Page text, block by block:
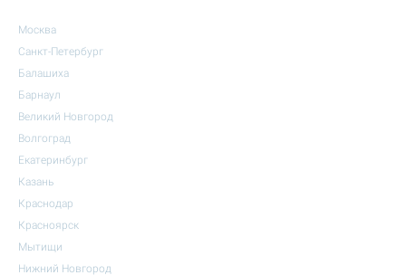
Москва
Санкт-Петербург
Балашиха
Барнаул
Великий Новгород
Волгоград
Екатеринбург
Казань
Краснодар
Красноярск
Мытищи
Нижний Новгород